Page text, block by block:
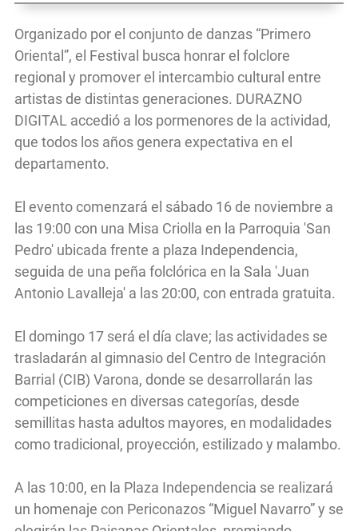
Organizado por el conjunto de danzas “Primero
Oriental”, el Festival busca honrar el folclore
regional y promover el intercambio cultural entre
artistas de distintas generaciones. DURAZNO
DIGITAL accedió a los pormenores de la actividad,
que todos los años genera expectativa en el
departamento.
El evento comenzará el sábado 16 de noviembre a
las 19:00 con una Misa Criolla en la Parroquia 'San
Pedro' ubicada frente a plaza Independencia,
seguida de una peña folclórica en la Sala 'Juan
Antonio Lavalleja' a las 20:00, con entrada gratuita.
El domingo 17 será el día clave; las actividades se
trasladarán al gimnasio del Centro de Integración
Barrial (CIB) Varona, donde se desarrollarán las
competiciones en diversas categorías, desde
semillitas hasta adultos mayores, en modalidades
como tradicional, proyección, estilizado y malambo.
A las 10:00, en la Plaza Independencia se realizará
un homenaje con Periconazos “Miguel Navarro” y se